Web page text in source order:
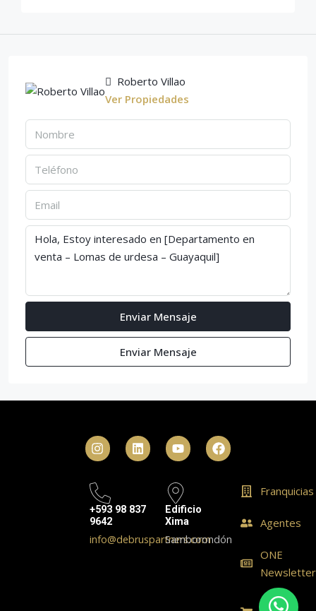
Roberto Villao
Ver Propiedades
Enviar Mensaje
Enviar Mensaje
+593 98 837
9642
info@debruspartners.com
Edificio
Xima
Samborondón
Franquicias
Agentes
ONE
Newsletter
ONE